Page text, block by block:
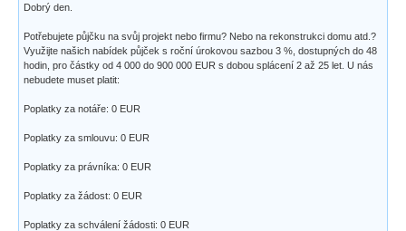
Dobrý den.
Potřebujete půjčku na svůj projekt nebo firmu? Nebo na rekonstrukci domu atd.?
Využijte našich nabídek půjček s roční úrokovou sazbou 3 %, dostupných do 48
hodin, pro částky od 4 000 do 900 000 EUR s dobou splácení 2 až 25 let. U nás
nebudete muset platit:
Poplatky za notáře: 0 EUR
Poplatky za smlouvu: 0 EUR
Poplatky za právníka: 0 EUR
Poplatky za žádost: 0 EUR
Poplatky za schválení žádosti: 0 EUR